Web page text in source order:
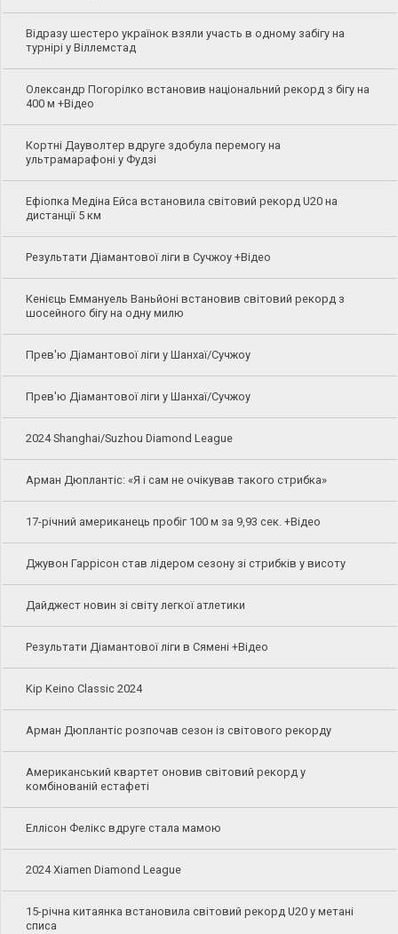
Відразу шестеро українок взяли участь в одному забігу на
турнірі у Віллемстад
Олександр Погорілко встановив національний рекорд з бігу на
400 м +Відео
Кортні Дауволтер вдруге здобула перемогу на
ультрамарафоні у Фудзі
Ефіопка Медіна Ейса встановила світовий рекорд U20 на
дистанції 5 км
Результати Діамантової ліги в Сучжоу +Відео
Кенієць Еммануель Ваньйоні встановив світовий рекорд з
шосейного бігу на одну милю
Прев'ю Діамантової ліги у Шанхаї/Сучжоу
Прев'ю Діамантової ліги у Шанхаї/Сучжоу
2024 Shanghai/Suzhou Diamond League
Арман Дюплантіс: «Я і сам не очікував такого стрибка»
17-річний американець пробіг 100 м за 9,93 сек. +Відео
Джувон Гаррісон став лідером сезону зі стрибків у висоту
Дайджест новин зі світу легкої атлетики
Результати Діамантової ліги в Сямені +Відео
Kip Keino Classic 2024
Арман Дюплантіс розпочав сезон із світового рекорду
Американський квартет оновив світовий рекорд у
комбінованій естафеті
Еллісон Фелікс вдруге стала мамою
2024 Xiamen Diamond League
15-річна китаянка встановила світовий рекорд U20 у метані
списа